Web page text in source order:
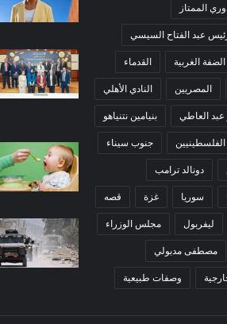
الممتاز
عبد الفتاح السيسي
الضفة الغربية القدماء
المصريين النادي الأهلي
عبد العاطي بنيامين نتنياهو
جنوب سيناء
دونالد ترامب
سوريا غزة قصه
ليفربول مجلس الوزراء
مصطفى مدبولي
وصفات طبيعية